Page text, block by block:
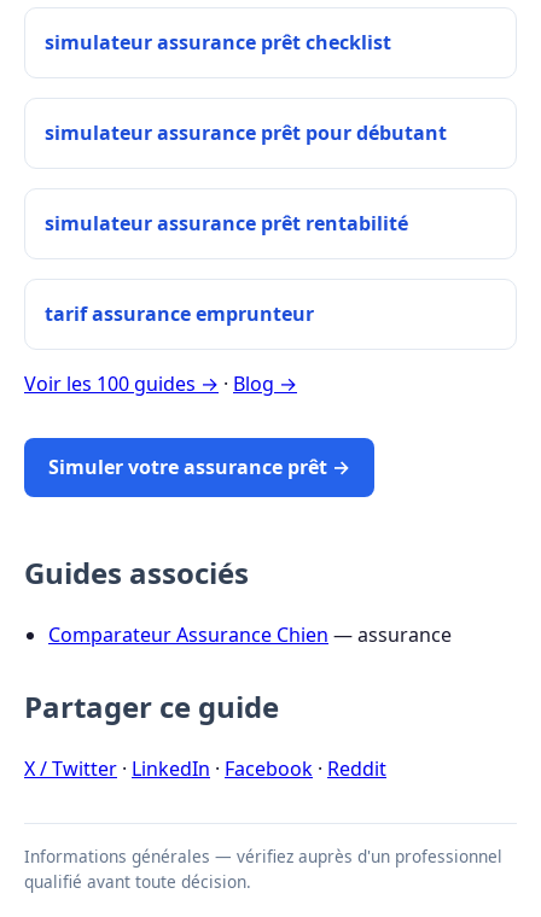
simulateur assurance prêt checklist
simulateur assurance prêt pour débutant
simulateur assurance prêt rentabilité
tarif assurance emprunteur
Voir les 100 guides → · Blog →
Simuler votre assurance prêt →
Guides associés
Comparateur Assurance Chien — assurance
Partager ce guide
X / Twitter · LinkedIn · Facebook · Reddit
Informations générales — vérifiez auprès d'un professionnel
qualifié avant toute décision.